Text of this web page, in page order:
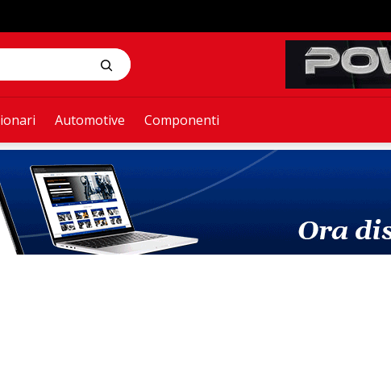
Automotive Componenti